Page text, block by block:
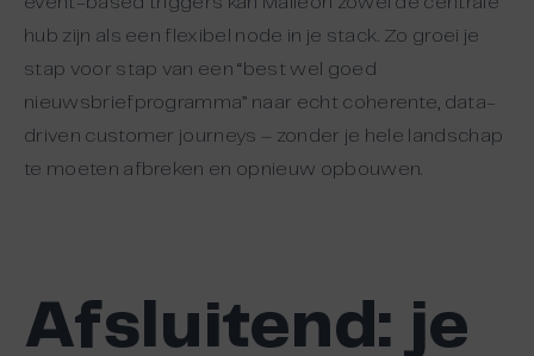
hub zijn als een flexibel node in je stack. Zo groei je
stap voor stap van een “best wel goed
nieuwsbriefprogramma” naar echt coherente, data-
driven customer journeys – zonder je hele landschap
te moeten afbreken en opnieuw opbouwen.
Afsluitend: je